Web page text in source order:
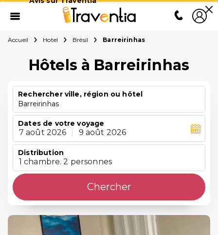
Accueil Hotel Brésil Barreirinhas
Hôtels à Barreirinhas
Rechercher ville, région ou hôtel
Barreirinhas
Dates de votre voyage
7 août 2026 9 août 2026
Distribution
1 chambre. 2 personnes
Chercher